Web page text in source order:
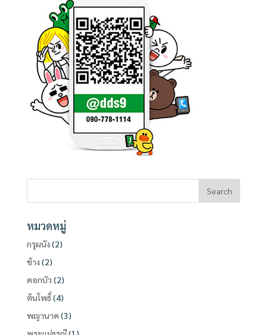
หมวดหมู่
กรุผนัง (2)
ช้าง (2)
ดอกบัว (2)
ต้นโพธิ์(4)
พญานาค (3)